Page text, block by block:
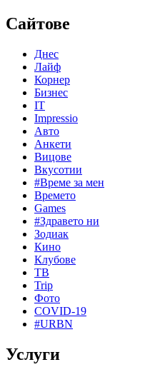
Сайтове
Днес
Лайф
Корнер
Бизнес
IT
Impressio
Авто
Анкети
Вицове
Вкусотии
#Време за мен
Времето
Games
#Здравето ни
Зодиак
Кино
Клубове
ТВ
Trip
Фото
COVID-19
#URBN
Услуги